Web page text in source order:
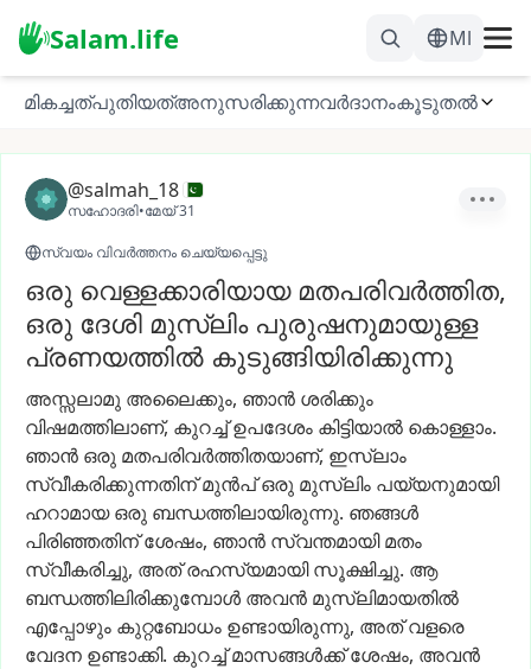
Salam.life Ml
മികച്ചത്പുതിയത്അനുസരിക്കുന്നവർദാനംകൂടുതൽ
@salmah_18
സഹോദരി•മേയ് 31
സ്വയം വിവർത്തനം ചെയ്യപ്പെട്ടു
ഒരു വെള്ളക്കാരിയായ മതപരിവർത്തിത,
ഒരു ദേശി മുസ്‌ലിം പുരുഷനുമായുള്ള
പ്രണയത്തിൽ കുടുങ്ങിയിരിക്കുന്നു
അസ്സലാമു അലൈക്കും, ഞാൻ ശരിക്കും
വിഷമത്തിലാണ്, കുറച്ച് ഉപദേശം കിട്ടിയാൽ കൊള്ളാം.
ഞാൻ ഒരു മതപരിവർത്തിതയാണ്, ഇസ്‌ലാം
സ്വീകരിക്കുന്നതിന് മുൻപ് ഒരു മുസ്‌ലിം പയ്യനുമായി
ഹറാമായ ഒരു ബന്ധത്തിലായിരുന്നു. ഞങ്ങൾ
പിരിഞ്ഞതിന് ശേഷം, ഞാൻ സ്വന്തമായി മതം
സ്വീകരിച്ചു, അത് രഹസ്യമായി സൂക്ഷിച്ചു. ആ
ബന്ധത്തിലിരിക്കുമ്പോൾ അവൻ മുസ്‌ലിമായതിൽ
എപ്പോഴും കുറ്റബോധം ഉണ്ടായിരുന്നു, അത് വളരെ
വേദന ഉണ്ടാക്കി. കുറച്ച് മാസങ്ങൾക്ക് ശേഷം, അവൻ